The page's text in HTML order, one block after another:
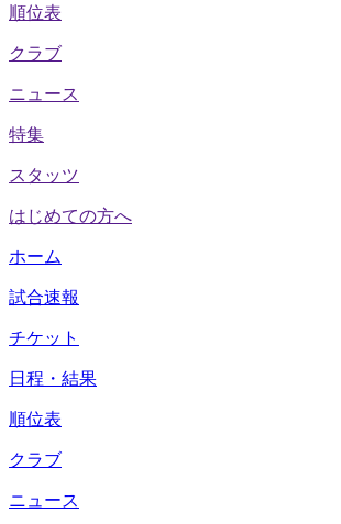
順位表
クラブ
ニュース
特集
スタッツ
はじめての方へ
ホーム
試合速報
チケット
日程・結果
順位表
クラブ
ニュース